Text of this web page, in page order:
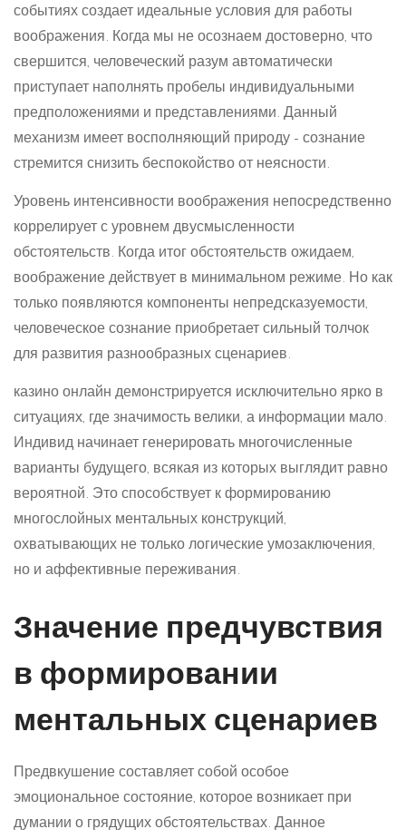
событиях создает идеальные условия для работы
воображения. Когда мы не осознаем достоверно, что
свершится, человеческий разум автоматически
приступает наполнять пробелы индивидуальными
предположениями и представлениями. Данный
механизм имеет восполняющий природу – сознание
стремится снизить беспокойство от неясности.
Уровень интенсивности воображения непосредственно
коррелирует с уровнем двусмысленности
обстоятельств. Когда итог обстоятельств ожидаем,
воображение действует в минимальном режиме. Но как
только появляются компоненты непредсказуемости,
человеческое сознание приобретает сильный толчок
для развития разнообразных сценариев.
казино онлайн демонстрируется исключительно ярко в
ситуациях, где значимость велики, а информации мало.
Индивид начинает генерировать многочисленные
варианты будущего, всякая из которых выглядит равно
вероятной. Это способствует к формированию
многослойных ментальных конструкций,
охватывающих не только логические умозаключения,
но и аффективные переживания.
Значение предчувствия
в формировании
ментальных сценариев
Предвкушение составляет собой особое
эмоциональное состояние, которое возникает при
думании о грядущих обстоятельствах. Данное